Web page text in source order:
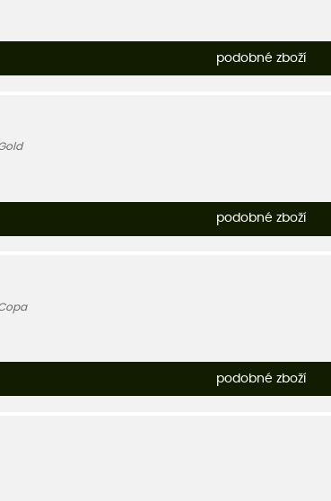
podobné zboží
podobné zboží
podobné zboží